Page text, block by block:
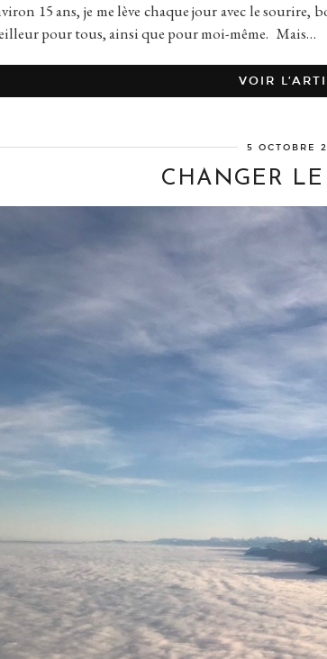
15 ans, je me lève chaque jour avec le
pour tous, ainsi que pour moi-même. Mais…
VOIR
5 OCTOBRE
CHANGER